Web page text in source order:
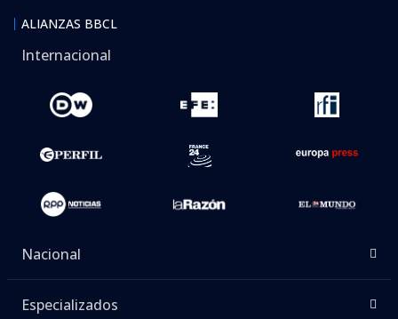
ALIANZAS BBCL
Internacional
Nacional
Especializados